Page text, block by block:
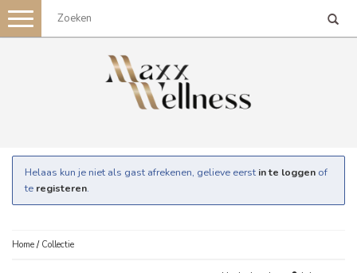
Toggle
navigation
Helaas kun je niet als gast afrekenen, gelieve eerst in te loggen of
te registeren.
Home / Collectie